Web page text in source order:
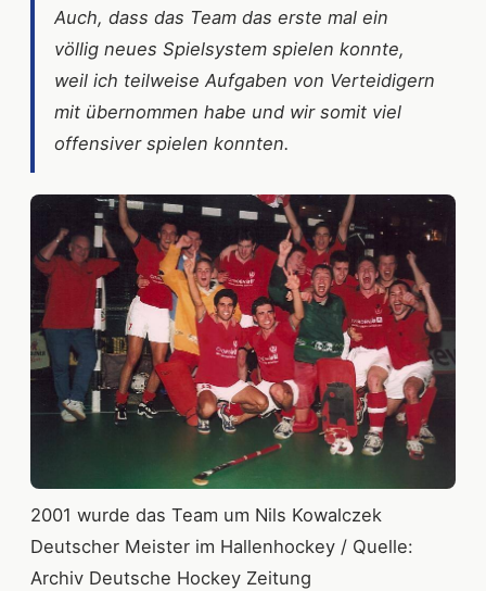
Auch, dass das Team das erste mal ein
völlig neues Spielsystem spielen konnte,
weil ich teilweise Aufgaben von Verteidigern
mit übernommen habe und wir somit viel
offensiver spielen konnten.
2001 wurde das Team um Nils Kowalczek
Deutscher Meister im Hallenhockey / Quelle:
Archiv Deutsche Hockey Zeitung